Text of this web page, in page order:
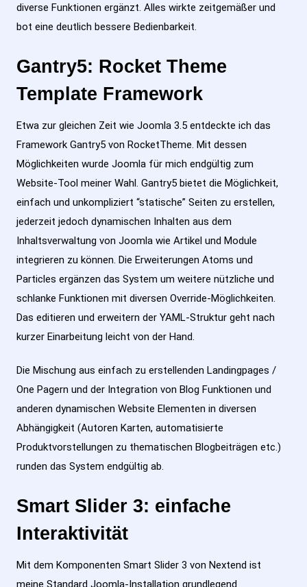
diverse Funktionen ergänzt. Alles wirkte zeitgemäßer und
bot eine deutlich bessere Bedienbarkeit.
Gantry5: Rocket Theme
Template Framework
Etwa zur gleichen Zeit wie Joomla 3.5 entdeckte ich das
Framework Gantry5 von RocketTheme. Mit dessen
Möglichkeiten wurde Joomla für mich endgültig zum
Website-Tool meiner Wahl. Gantry5 bietet die Möglichkeit,
einfach und unkompliziert “statische” Seiten zu erstellen,
jederzeit jedoch dynamischen Inhalten aus dem
Inhaltsverwaltung von Joomla wie Artikel und Module
integrieren zu können. Die Erweiterungen Atoms und
Particles ergänzen das System um weitere nützliche und
schlanke Funktionen mit diversen Override-Möglichkeiten.
Das editieren und erweitern der YAML-Struktur geht nach
kurzer Einarbeitung leicht von der Hand.
Die Mischung aus einfach zu erstellenden Landingpages /
One Pagern und der Integration von Blog Funktionen und
anderen dynamischen Website Elementen in diversen
Abhängigkeit (Autoren Karten, automatisierte
Produktvorstellungen zu thematischen Blogbeiträgen etc.)
runden das System endgültig ab.
Smart Slider 3: einfache
Interaktivität
Mit dem Komponenten Smart Slider 3 von Nextend ist
meine Standard Joomla-Installation grundlegend